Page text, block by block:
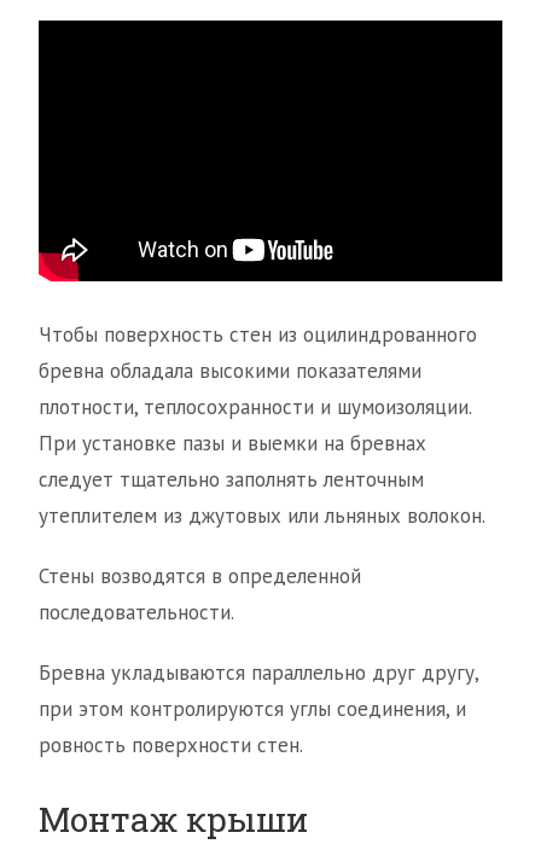
Чтобы поверхность стен из оцилиндрованного
бревна обладала высокими показателями
плотности, теплосохранности и шумоизоляции.
При установке пазы и выемки на бревнах
следует тщательно заполнять ленточным
утеплителем из джутовых или льняных волокон.
Стены возводятся в определенной
последовательности.
Бревна укладываются параллельно друг другу,
при этом контролируются углы соединения, и
ровность поверхности стен.
Монтаж крыши